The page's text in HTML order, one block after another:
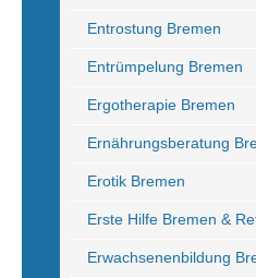
Entrostung Bremen
Entrümpelung Bremen
Ergotherapie Bremen
Ernährungsberatung
Erotik Bremen
Erste Hilfe Bremen &
Erwachsenenbildung